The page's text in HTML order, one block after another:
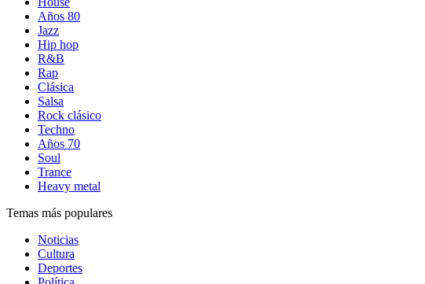
Años 80
Jazz
Hip hop
R&B
Rap
Clásica
Salsa
Rock clásico
Techno
Años 70
Soul
Trance
Heavy metal
Temas más populares
Noticias
Cultura
Deportes